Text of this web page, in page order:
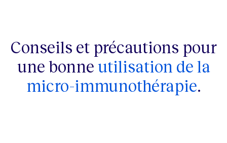
Conseils et précautions pour
une bonne utilisation de la
micro-immunothérapie.